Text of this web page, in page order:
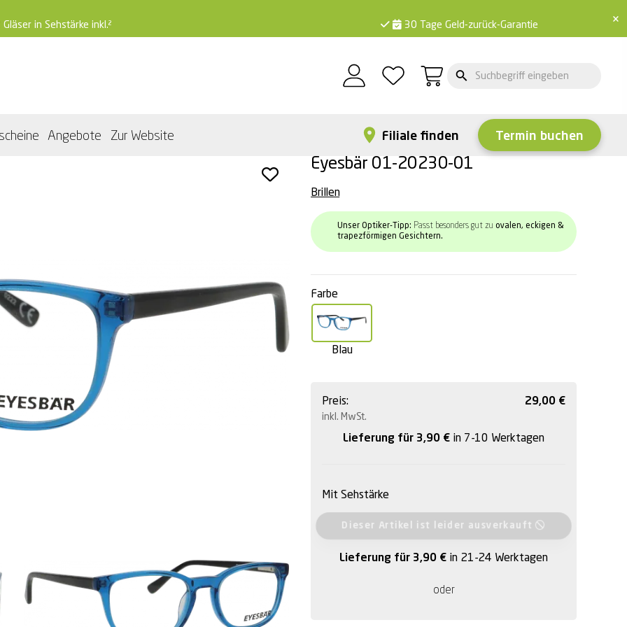
×
Gläser in Sehstärke inkl.² 30 Tage Geld-zurück-Garantie
Angebote Zur Website Filiale finden Termin buchen
Eyesbär 01-20230-01
Brillen
Unser Optiker-Tipp: Passt besonders gut zu ovalen, eckigen &
trapezförmigen Gesichtern.
Farbe
Blau
Preis:
inkl. MwSt.
29,00 €
Lieferung für 3,90 € in 7-10 Werktagen
Mit Sehstärke
Dieser Artikel ist leider ausverkauft
Lieferung für 3,90 € in 21-24 Werktagen
oder